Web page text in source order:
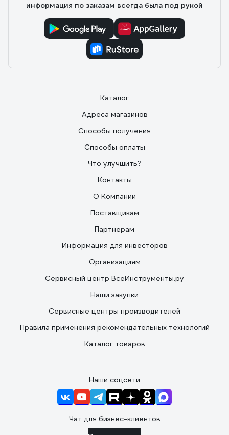
информация по заказам всегда была под рукой
Каталог
Адреса магазинов
Способы получения
Способы оплаты
Что улучшить?
Контакты
О Компании
Поставщикам
Партнерам
Информация для инвесторов
Организациям
Сервисный центр ВсеИнструменты.ру
Наши закупки
Сервисные центры производителей
Правила применения рекомендательных технологий
Каталог товаров
Наши соцсети
Чат для бизнес-клиентов